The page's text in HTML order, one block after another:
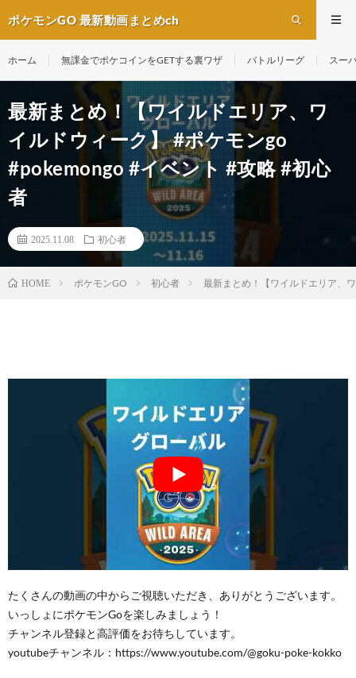
ポケモンGO 最新動画まとめch
ホーム 無課金でポケコインをGETする裏ワザ バトルリーグ スー
最新まとめ！【ワイルドエリア、ワ
イルドウィーク】 #ポケモンgo
#pokemongo #イベント #攻略 #初心
者
2025.11.08 初心者
HOME ポケモンGO 初心者 最新まとめ！【ワイルドエリア、
たくさんの動画の中からご視聴いただき、ありがとうございます。
いっしょにポケモンGoを楽しみましょう！
チャンネル登録と高評価をお待ちしています。
youtubeチャンネル：https://www.youtube.com/@goku-poke-kokko